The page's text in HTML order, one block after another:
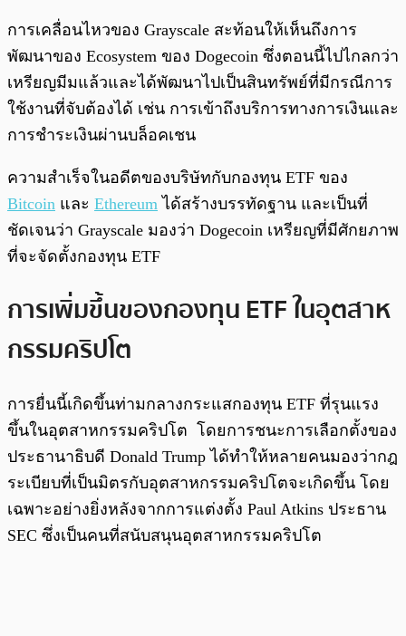
การเคลื่อนไหวของ Grayscale สะท้อนให้เห็นถึงการ
พัฒนาของ Ecosystem ของ Dogecoin ซึ่งตอนนี้ไปไกลกว่า
เหรียญมีมแล้วและได้พัฒนาไปเป็นสินทรัพย์ที่มีกรณีการ
ใช้งานที่จับต้องได้ เช่น การเข้าถึงบริการทางการเงินและ
การชำระเงินผ่านบล็อคเชน
ความสำเร็จในอดีตของบริษัทกับกองทุน ETF ของ
Bitcoin และ Ethereum ได้สร้างบรรทัดฐาน และเป็นที่
ชัดเจนว่า Grayscale มองว่า Dogecoin เหรียญที่มีศักยภาพ
ที่จะจัดตั้งกองทุน ETF
การเพิ่มขึ้นของกองทุน ETF ในอุตสาห
กรรมคริปโต
การยื่นนี้เกิดขึ้นท่ามกลางกระแสกองทุน ETF ที่รุนแรง
ขึ้นในอุตสาหกรรมคริปโต โดยการชนะการเลือกตั้งของ
ประธานาธิบดี Donald Trump ได้ทำให้หลายคนมองว่ากฎ
ระเบียบที่เป็นมิตรกับอุตสาหกรรมคริปโตจะเกิดขึ้น โดย
เฉพาะอย่างยิ่งหลังจากการแต่งตั้ง Paul Atkins ประธาน
SEC ซึ่งเป็นคนที่สนับสนุนอุตสาหกรรมคริปโต